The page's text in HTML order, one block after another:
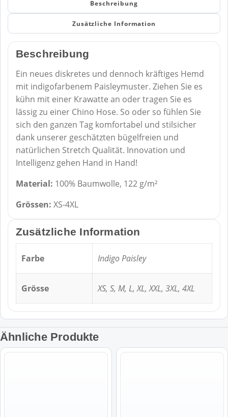
Beschreibung
Zusätzliche Information
Beschreibung
Ein neues diskretes und dennoch kräftiges Hemd
mit indigofarbenem Paisleymuster. Ziehen Sie es
kühn mit einer Krawatte an oder tragen Sie es
lässig zu einer Chino Hose. So oder so fühlen Sie
sich den ganzen Tag komfortabel und stilsicher
dank unserer geschätzten bügelfreien und
natürlichen Stretch Qualität. Innovation und
Intelligenz gehen Hand in Hand!
Material: 100% Baumwolle, 122 g/m²
Grössen: XS-4XL
Zusätzliche Information
Farbe Indigo Paisley
Grösse XS, S, M, L, XL, XXL, 3XL, 4XL
Ähnliche Produkte